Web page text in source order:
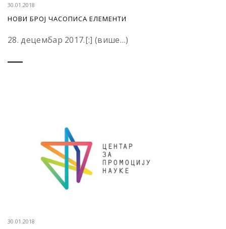
30.01.2018
НОВИ БРОЈ ЧАСОПИСА ЕЛЕМЕНТИ
28. децембар 2017.[:] (више…)
30.01.2018